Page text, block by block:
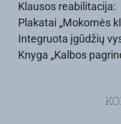
Klausos reabilitacija:
Plakatai „Mokomės
Integruota įgūdžių
Knyga „Kalbos